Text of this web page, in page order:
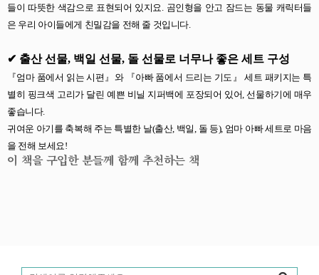
들이 따뜻한 색감으로 표현되어 있지요
곰인형을 안고 잠드는 동물 캐릭터들
은 우리 아이들에게 친밀감을 전해 줄 것입니다
✔ 출산 선물, 백일 선물, 돌 선물로 너무나 좋은 세트 구성
『엄마 품에서 읽는 시편 』 와 『아빠 품에서 드리는 기도 』세트 패키지는 특
별히 핑크색 고리가 달린 예쁜 비닐 지퍼백에 포장되어 있어 ,선물하기에 매우
좋습니다.
귀여운 아기를 축복해 주는 특별한 날(출산, 백일 돌 등), 엄마 아빠 세트로 마음
을 전해 보세요 !
이 책을 구입한 분들께 함께 추천하는 책